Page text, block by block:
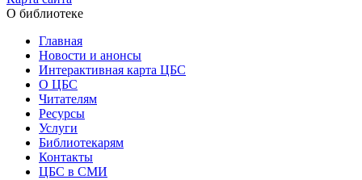
О библиотеке
Главная
Новости и анонсы
Интерактивная карта ЦБС
О ЦБС
Читателям
Ресурсы
Услуги
Библиотекарям
Контакты
ЦБС в СМИ